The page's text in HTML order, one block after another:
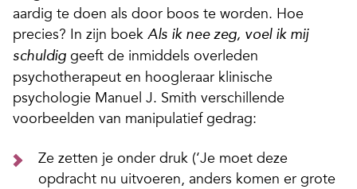
aardig te doen als door boos te worden. Hoe
precies? In zijn boek Als ik nee zeg, voel ik mij
schuldig geeft de inmiddels overleden
psychotherapeut en hoogleraar klinische
psychologie Manuel J. Smith verschillende
voorbeelden van manipulatief gedrag:
Ze zetten je onder druk (‘Je moet deze
opdracht nu uitvoeren, anders komen er grote